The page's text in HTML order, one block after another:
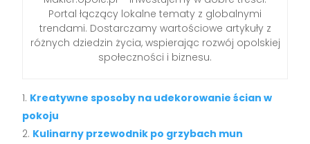
Portal łączący lokalne tematy z globalnymi
trendami. Dostarczamy wartościowe artykuły z
różnych dziedzin życia, wspierając rozwój opolskiej
społeczności i biznesu.
Kreatywne sposoby na udekorowanie ścian w
pokoju
Kulinarny przewodnik po grzybach mun